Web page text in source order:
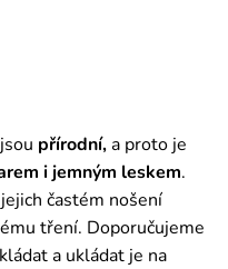
přírodní,a proto je
i jemným leskem.
častém nošení
tření. Doporučujeme
a ukládat je na